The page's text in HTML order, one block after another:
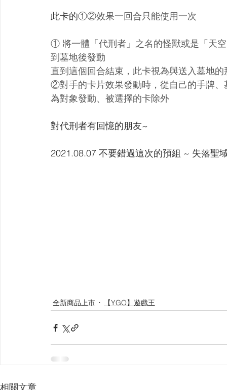
此卡的①②效果一回合只能使用一次
① 將一體「代刑者」之名的怪獸或是「天
到墓地後發動
直到這個回合結束，此卡視為與送入墓地
②對手的卡片效果發動時，從自己的手牌
為對象發動、被選擇的卡除外
對代刑者有回憶的朋友~
2021.08.07 不要錯過這次的預組 ~ 失落聖
全新商品上市 【YGO】遊戲王
相關文章